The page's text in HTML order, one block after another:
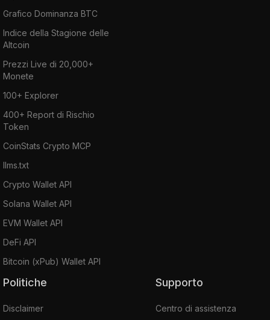
Grafico Dominanza BTC
Indice della Stagione delle
Altcoin
Prezzi Live di 20,000+
Monete
100+ Explorer
400+ Report di Rischio
Token
CoinStats Crypto MCP
llms.txt
Crypto Wallet API
Solana Wallet API
EVM Wallet API
DeFi API
Bitcoin (xPub) Wallet API
Politiche
Disclaimer
Supporto
Centro di assistenza